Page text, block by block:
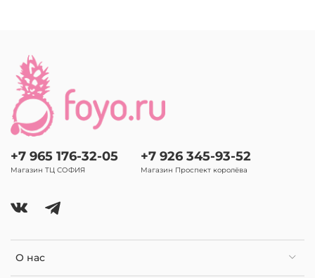
О нас
+7 965 176-32-05
Магазин ТЦ СОФИЯ
+7 926 345-93-52
Магазин Проспект королёва